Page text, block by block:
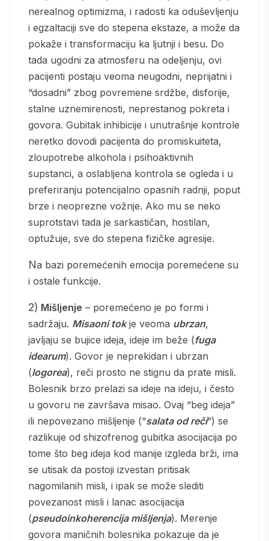
nerealnog optimizma, i radosti ka oduševljenju
i egzaltaciji sve do stepena ekstaze, a može da
pokaže i transformaciju ka ljutnji i besu. Do
tada ugodni za atmosferu na odeljenju, ovi
pacijenti postaju veoma neugodni, neprijatni i
“dosadni” zbog povremene srdžbe, disforije,
stalne uznemirenosti, neprestanog pokreta i
govora. Gubitak inhibicije i unutrašnje kontrole
neretko dovodi pacijenta do promiskuiteta,
zloupotrebe alkohola i psihoaktivnih
supstanci, a oslabljena kontrola se ogleda i u
preferiranju potencijalno opasnih radnji, poput
brze i neoprezne vožnje. Ako mu se neko
suprotstavi tada je sarkastičan, hostilan,
optužuje, sve do stepena fizičke agresije.
Na bazi poremećenih emocija poremećene su
i ostale funkcije.
Mišljenje – poremećeno je po formi i
sadržaju. Misaoni tokje veoma ubrzan,
javljaju se bujice ideja, ideje im beže (fuga
idearum). Govor je neprekidan i ubrzan
(logorea), reči prosto ne stignu da prate misli.
Bolesnik brzo prelazi sa ideje na ideju, i često
u govoru ne završava misao. Ovaj “beg ideja”
ili nepovezano mišljenje (“salata od reči“) se
razlikuje od shizofrenog gubitka asocijacija po
tome što beg ideja kod manije izgleda brži, ima
se utisak da postoji izvestan pritisak
nagomilanih misli, i ipak se može slediti
povezanost misli i lanac asocijacija
(pseudoinkoherencija mišljenja). Merenje
govora maničnih bolesnika pokazuje da je